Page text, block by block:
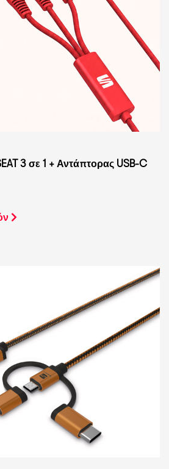
3 σε 1 + Αντάπτορας USB-C